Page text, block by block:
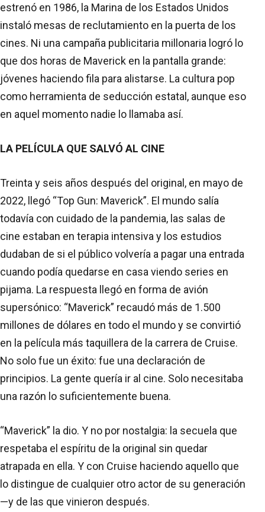
estrenó en 1986, la Marina de los Estados Unidos
instaló mesas de reclutamiento en la puerta de los
cines. Ni una campaña publicitaria millonaria logró lo
que dos horas de Maverick en la pantalla grande:
jóvenes haciendo fila para alistarse. La cultura pop
como herramienta de seducción estatal, aunque eso
en aquel momento nadie lo llamaba así.
LA PELÍCULA QUE SALVÓ AL CINE
Treinta y seis años después del original, en mayo de
2022, llegó “Top Gun: Maverick”. El mundo salía
todavía con cuidado de la pandemia, las salas de
cine estaban en terapia intensiva y los estudios
dudaban de si el público volvería a pagar una entrada
cuando podía quedarse en casa viendo series en
pijama. La respuesta llegó en forma de avión
supersónico: “Maverick” recaudó más de 1.500
millones de dólares en todo el mundo y se convirtió
en la película más taquillera de la carrera de Cruise.
No solo fue un éxito: fue una declaración de
principios. La gente quería ir al cine. Solo necesitaba
una razón lo suficientemente buena.
“Maverick” la dio. Y no por nostalgia: la secuela que
respetaba el espíritu de la original sin quedar
atrapada en ella. Y con Cruise haciendo aquello que
lo distingue de cualquier otro actor de su generación
—y de las que vinieron después.